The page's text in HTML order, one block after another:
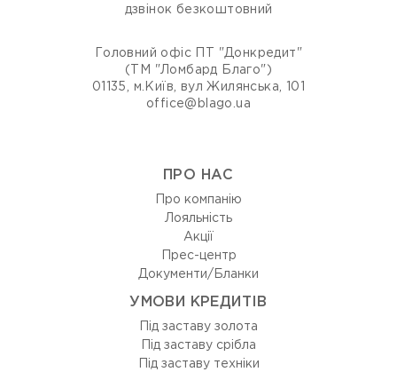
дзвінок безкоштовний
Головний офіс ПТ "Донкредит"
(ТМ "Ломбард Благо")
01135, м.Київ, вул Жилянська, 101
office@blago.ua
ПРО НАС
Про компанію
Лояльність
Акції
Прес-центр
Документи/Бланки
УМОВИ КРЕДИТІВ
Під заставу золота
Під заставу срібла
Під заставу техніки